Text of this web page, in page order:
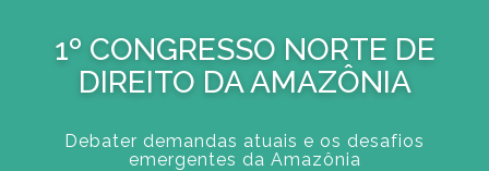
1º CONGRESSO NORTE DE
DIREITO DA AMAZÔNIA
Debater demandas atuais e os desafios
emergentes da Amazônia